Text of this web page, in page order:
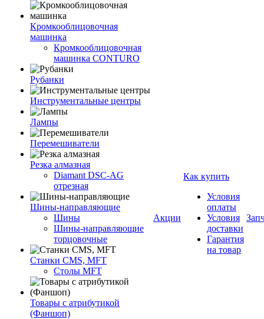
Кромкооблицовочная
машинка
Кромкооблицовочная
машинка CONTURO
Рубанки
Инструментальные центры
Лампы
Перемешиватели
Резка алмазная
Diamant DSC-AG
отрезная
Шины-направляющие
Шины
Шины-направляющие
торцовочные
Станки CMS, MFT
Столы MFT
Товары с атрибутикой
(Фаншоп)
Акции
Как купить
Условия
оплаты
Условия
доставки
Гарантия
на товар